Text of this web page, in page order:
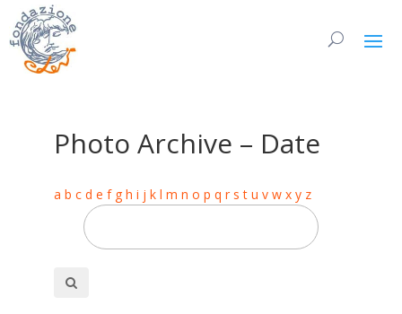
Photo Archive – Date
a b c d e f g h i j k l m n o p q r st u v w x y z